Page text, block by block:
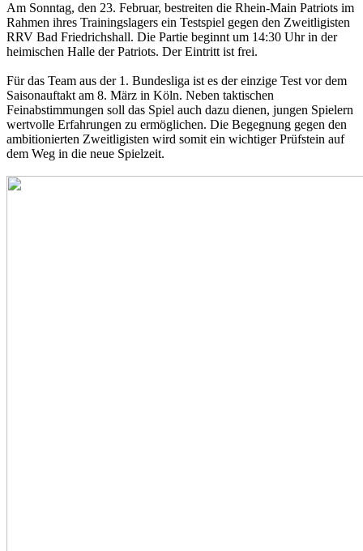
Am Sonntag, den 23. Februar, bestreiten die Rhein-Main Patriots im
Rahmen ihres Trainingslagers ein Testspiel gegen den Zweitligisten
RRV Bad Friedrichshall. Die Partie beginnt um 14:30 Uhr in der
heimischen Halle der Patriots. Der Eintritt ist frei.
Für das Team aus der 1. Bundesliga ist es der einzige Test vor dem
Saisonauftakt am 8. März in Köln. Neben taktischen
Feinabstimmungen soll das Spiel auch dazu dienen, jungen Spielern
wertvolle Erfahrungen zu ermöglichen. Die Begegnung gegen den
ambitionierten Zweitligisten wird somit ein wichtiger Prüfstein auf
dem Weg in die neue Spielzeit.